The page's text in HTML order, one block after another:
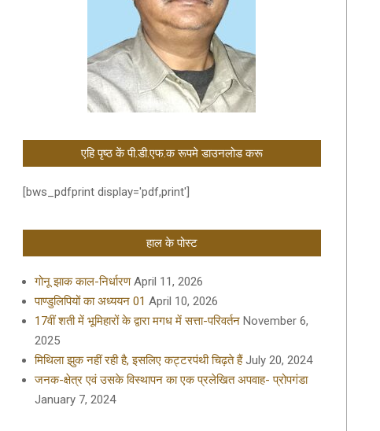
एहि पृष्ठ कें पी.डी.एफ.क रूपमे डाउनलोड करू
[bws_pdfprint display='pdf,print']
हाल के पोस्ट
गोनू झाक काल-निर्धारण April 11, 2026
पाण्डुलिपियों का अध्ययन 01 April 10, 2026
17वीं शती में भूमिहारों के द्वारा मगध में सत्ता-परिवर्तन November 6,
2025
मिथिला झुक नहीं रही है, इसलिए कट्टरपंथी चिढ़ते हैं July 20, 2024
जनक-क्षेत्र एवं उसके विस्थापन का एक प्रलेखित अपवाह- प्रोपगंडा
January 7, 2024